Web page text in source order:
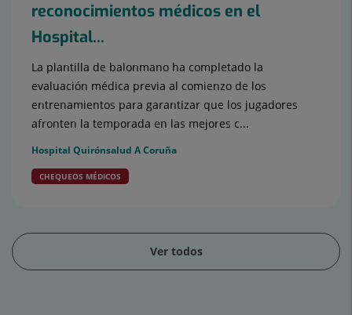
reconocimientos médicos en el
Hospital...
La plantilla de balonmano ha completado la
evaluación médica previa al comienzo de los
entrenamientos para garantizar que los jugadores
afronten la temporada en las mejores c...
Hospital Quirónsalud A Coruña
CHEQUEOS MÉDICOS
Ver todos